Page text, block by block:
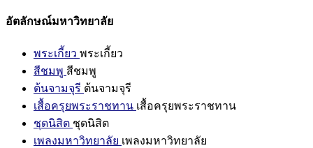
อัตลักษณ์มหาวิทยาลัย
พระเกี้ยว พระเกี้ยว
สีชมพู สีชมพู
ต้นจามจุรี ต้นจามจุรี
เสื้อครุยพระราชทาน เสื้อครุยพระราชทาน
ชุดนิสิต ชุดนิสิต
เพลงมหาวิทยาลัย เพลงมหาวิทยาลัย